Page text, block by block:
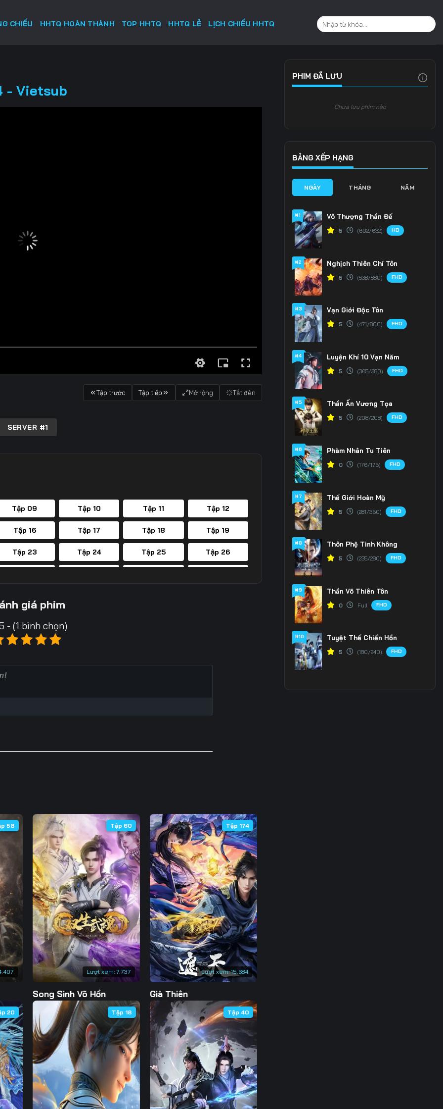
CHIẾU HHTQ HOÀN THÀNH TOP HHTQ HHTQ LẺ LỊCH CHIẾU HHTQ
- Vietsub
Tập trước Tập tiếp Mở rộng Tắt đèn
SERVER #1
Tập 09 Tập 10 Tập 11 Tập 12
Tập 16 Tập 17 Tập 18 Tập 19
Tập 23 Tập 24 Tập 25 Tập 26
Tập 51
Tập 107 Tập 108 Tập 109 Tập 110
Tập 114 Tập 115 Tập 116 Tập 117
Tập 121 Tập 122 Tập 123 Tập 124
Tập 128 Tập 129 Tập 130 Tập 131
Tập 135 Tập 136 Tập 137 Tập 138
Tập 142 Tập 143 Tập 144 Tập 145
Tập 149 Tập 150 Tập 151 Tập 152
Tập 156 Tập 157 Tập 158 Tập 159
Tập 164
Tập 170 Tập 171 Tập 172 Tập 173
Tập 177 Tập 178 Tập 179 Tập 180
Tập 184 Tập 185 Tập 186 Tập 187
Tập 191 Tập 192 Tập 193 Tập 194
Tập 198 Tập 199 Tập 200 Tập 201
giá phim
- (1 bình chọn)
58
Lượt xem: 7.737
Tập 60
Song Sinh Võ Hồn
Lượt xem:15.684
Tập 174
Già Thiên
20 Tập 18 Tập 40
PHIM ĐÃ LƯU
Chưa lưu phim nào
BẢNG XẾP HẠNG
NGÀY THÁNG NĂM
#1 Vô Thượng Thần Đế
5 (602/632) HD
#2 Nghịch Thiên Chí Tôn
5 (538/880) FHD
#3 Vạn Giới Độc Tôn
5 (471/800) FHD
#4 Luyện Khí 10 Vạn Năm
5 (365/380) FHD
#5 Thần Ấn Vương Tọa
5 (208/208) FHD
#6 Phàm Nhân Tu Tiên
0 (176/176) FHD
#7 Thế Giới Hoàn Mỹ
5 (281/360) FHD
#8 Thôn Phệ Tinh Không
5 (235/280) FHD
#9 Thần Võ Thiên Tôn
0 Full FHD
#10 Tuyệt Thế Chiến Hồn
5 (180/240) FHD